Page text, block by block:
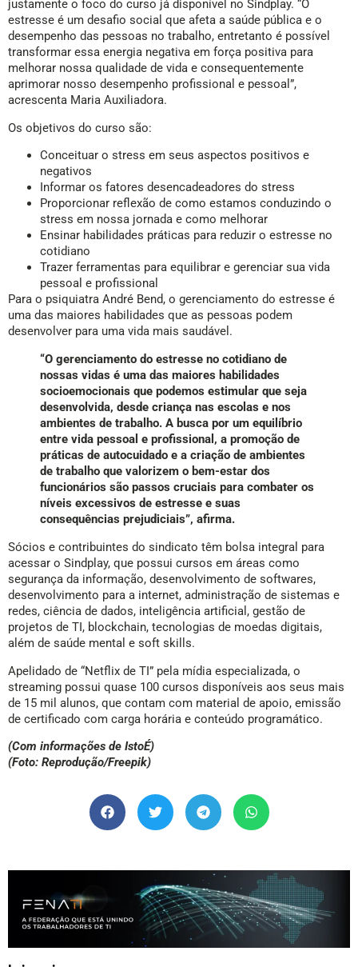
justamente o foco do curso já disponível no Sindplay. “O
estresse é um desafio social que afeta a saúde pública e o
desempenho das pessoas no trabalho, entretanto é possível
transformar essa energia negativa em força positiva para
melhorar nossa qualidade de vida e consequentemente
aprimorar nosso desempenho profissional e pessoal”,
acrescenta Maria Auxiliadora.
Os objetivos do curso são:
Conceituar o stress em seus aspectos positivos e
negativos
Informar os fatores desencadeadores do stress
Proporcionar reflexão de como estamos conduzindo o
stress em nossa jornada e como melhorar
Ensinar habilidades práticas para reduzir o estresse no
cotidiano
Trazer ferramentas para equilibrar e gerenciar sua vida
pessoal e profissional
Para o psiquiatra André Bend, o gerenciamento do estresse é
uma das maiores habilidades que as pessoas podem
desenvolver para uma vida mais saudável.
“O gerenciamento do estresse no cotidiano de
nossas vidas é uma das maiores habilidades
socioemocionais que podemos estimular que seja
desenvolvida, desde criança nas escolas e nos
ambientes de trabalho. A busca por um equilíbrio
entre vida pessoal e profissional, a promoção de
práticas de autocuidado e a criação de ambientes
de trabalho que valorizem o bem-estar dos
funcionários são passos cruciais para combater os
níveis excessivos de estresse e suas
consequências prejudiciais”, afirma.
Sócios e contribuintes do sindicato têm bolsa integral para
acessar o Sindplay, que possui cursos em áreas como
segurança da informação, desenvolvimento de softwares,
desenvolvimento para a internet, administração de sistemas e
redes, ciência de dados, inteligência artificial, gestão de
projetos de TI, blockchain, tecnologias de moedas digitais,
além de saúde mental e soft skills.
Apelidado de “Netflix de TI” pela mídia especializada, o
streaming possui quase 100 cursos disponíveis aos seus mais
de 15 mil alunos, que contam com material de apoio, emissão
de certificado com carga horária e conteúdo programático.
(Com informações de IstoÉ)
(Foto: Reprodução/Freepik)